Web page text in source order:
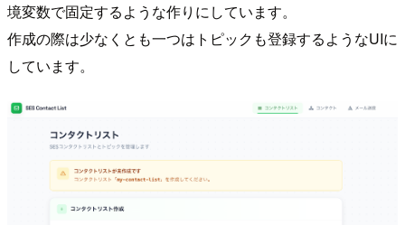
境変数で固定するような作りにしています。
作成の際は少なくとも一つはトピックも登録するようなUIに
しています。